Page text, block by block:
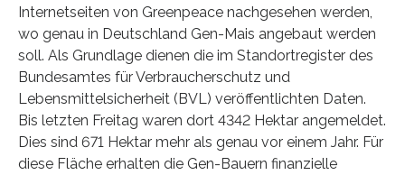
Internetseiten von Greenpeace nachgesehen werden,
wo genau in Deutschland Gen-Mais angebaut werden
soll. Als Grundlage dienen die im Standortregister des
Bundesamtes für Verbraucherschutz und
Lebensmittelsicherheit (BVL) veröffentlichten Daten.
Bis letzten Freitag waren dort 4342 Hektar angemeldet.
Dies sind 671 Hektar mehr als genau vor einem Jahr. Für
diese Fläche erhalten die Gen-Bauern finanzielle